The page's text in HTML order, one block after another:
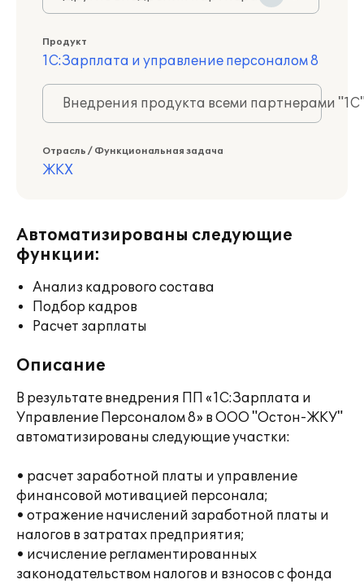
Продукт
1С:Зарплата и управление персоналом 8
Внедрения продукта всеми партнерами
Отрасль / Функциональная задача
ЖКХ
Автоматизированы следующие
функции:
Анализ кадрового состава
Подбор кадров
Расчет зарплаты
Описание
В результате внедрения ПП «1С:Зарплата и
Управление Персоналом 8» в ООО "Остон-ЖКУ"
автоматизированы следующие участки:
• расчет заработной платы и управление
финансовой мотивацией персонала;
• отражение начислений заработной платы и
налогов в затратах предприятия;
• исчисление регламентированных
законодательством налогов и взносов с фонда